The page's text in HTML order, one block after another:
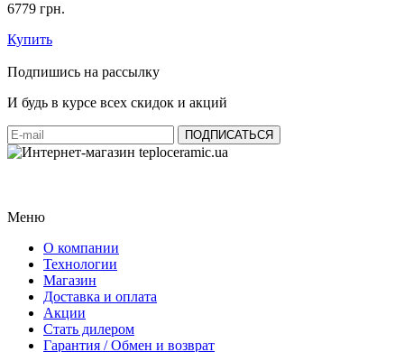
6779 грн.
Купить
Подпишись на рассылку
И будь в курсе всех скидок и акций
Меню
О компании
Технологии
Магазин
Доставка и оплата
Акции
Стать дилером
Гарантия / Обмен и возврат